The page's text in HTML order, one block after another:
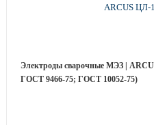
Электроды сварочные МЭЗ |
ГОСТ 9466-75; ГОСТ 10052-75)